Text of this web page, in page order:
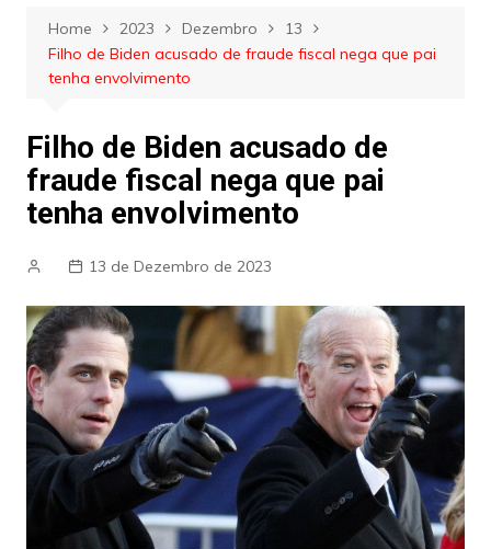
Home 2023 Dezembro
13
Filho de Biden acusado de fraude fiscal nega que pai
tenha envolvimento
Filho de Biden acusado de
fraude fiscal nega que pai
tenha envolvimento
13 de Dezembro de 2023